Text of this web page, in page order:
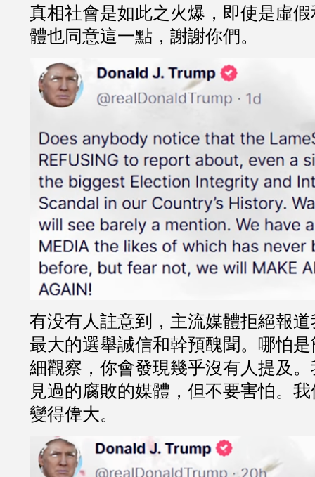
真相社會是如此之火爆，即使是虛
體也同意這一點，謝謝你們。
有没有人註意到，主流媒體拒絕報
最大的選舉誠信和幹預醜聞。哪怕
細觀察，你會發現幾乎沒有人提及
見過的腐敗的媒體，但不要害怕。
變得偉大。